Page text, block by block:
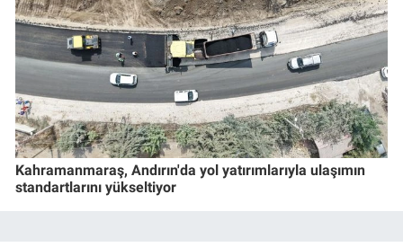
Kahramanmaraş, Andırın'da yol yatırımlarıyla ulaşımın
standartlarını yükseltiyor